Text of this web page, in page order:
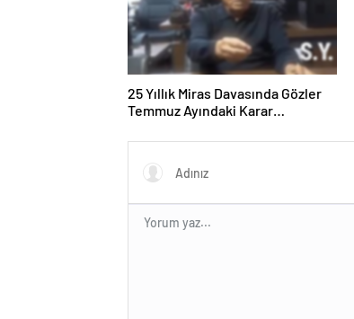
25 Yıllık Miras Davasında Gözler
Temmuz Ayındaki Karar